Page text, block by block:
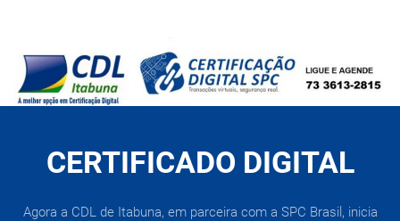
CERTIFICADO DIGITAL
Agora a CDL de Itabuna, em parceira com a SPC Brasil, inicia